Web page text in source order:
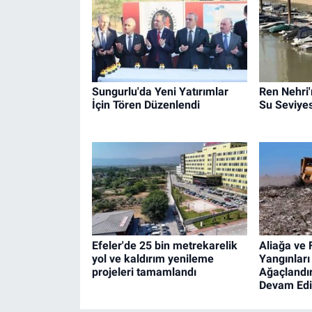
Sungurlu'da Yeni Yatırımlar
İçin Tören Düzenlendi
Ren
Su
Efeler'de 25 bin metrekarelik
yol ve kaldırım yenileme
projeleri tamamlandı
Aliağa ve
Devam